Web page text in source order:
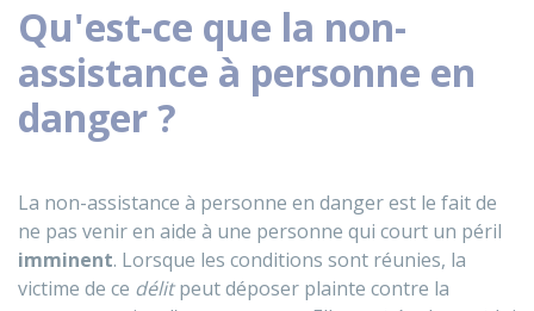
Qu'est-ce que la non-
assistance à personne en
danger ?
La non-assistance à personne en danger est le fait de
ne pas venir en aide à une personne qui court un péril
imminent. Lorsque les conditions sont réunies, la
victime de ce délitpeut déposer plainte contre la